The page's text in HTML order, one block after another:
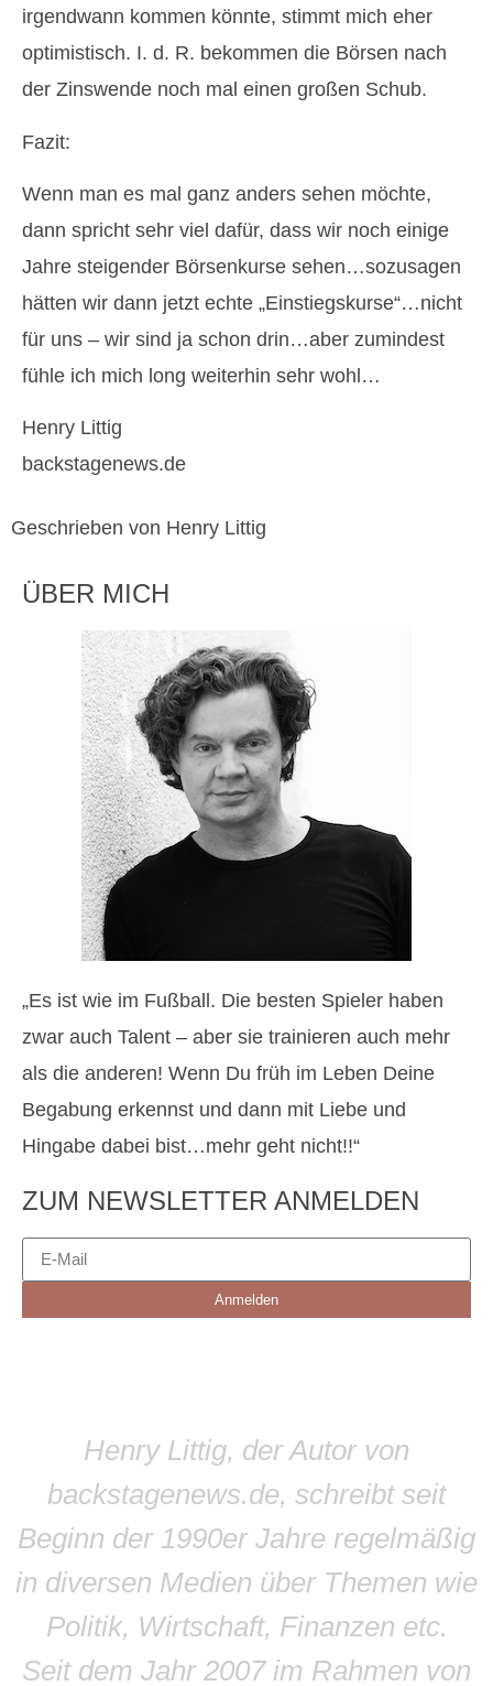
irgendwann kommen könnte, stimmt mich eher
optimistisch. I. d. R. bekommen die Börsen nach
der Zinswende noch mal einen großen Schub.
Fazit:
Wenn man es mal ganz anders sehen möchte,
dann spricht sehr viel dafür, dass wir noch einige
Jahre steigender Börsenkurse sehen…sozusagen
hätten wir dann jetzt echte „Einstiegskurse“…nicht
für uns – wir sind ja schon drin…aber zumindest
fühle ich mich long weiterhin sehr wohl…
Henry Littig
backstagenews.de
Geschrieben von Henry Littig
ÜBER MICH
„Es ist wie im Fußball. Die besten Spieler haben
zwar auch Talent – aber sie trainieren auch mehr
als die anderen! Wenn Du früh im Leben Deine
Begabung erkennst und dann mit Liebe und
Hingabe dabei bist…mehr geht nicht!!“
ZUM NEWSLETTER ANMELDEN
Anmelden
Henry Littig, der Autor von
backstagenews.de, schreibt seit
Beginn der 1990er Jahre regelmäßig
in diversen Medien über Themen wie
Politik, Wirtschaft, Finanzen etc.
Seit dem Jahr 2007 im Rahmen von